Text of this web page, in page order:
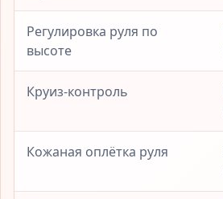
Регулировка руля по
высоте
Круиз-контроль
Кожаная оплётка руля